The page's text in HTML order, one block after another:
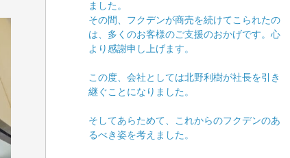
ました。
その間、フクデンが商売を続けてこられたの
は、多くのお客様のご支援のおかげです。心
より感謝申し上げます。
この度、会社としては北野利樹が社長を引き
継ぐことになりました。
そしてあらためて、これからのフクデンのあ
るべき姿を考えました。